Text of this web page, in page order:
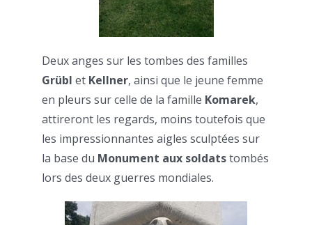
Deux anges sur les tombes des familles
Grübl et Kellner, ainsi que le jeune femme
en pleurs sur celle de la famille Komarek,
attireront les regards, moins toutefois que
les impressionnantes aigles sculptées sur
la base du Monument aux soldatstombés
lors des deux guerres mondiales.